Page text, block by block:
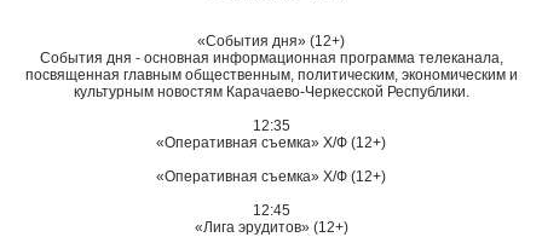
«События дня» (12+)
События дня - основная информационная программа телеканала,
посвященная главным общественным, политическим, экономическим и
культурным новостям Карачаево-Черкесской Республики.
12:35
«Оперативная съемка» Х/Ф (12+)
«Оперативная съемка» Х/Ф (12+)
12:45
«Лига эрудитов» (12+)